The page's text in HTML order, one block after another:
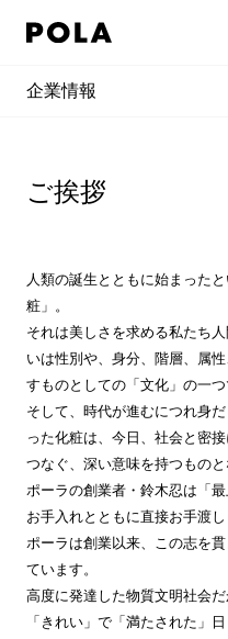
企業情報
ご挨拶
人類の誕生とともに始まった
粧」。
それは美しさを求める私たち
いは性別や、身分、階層、属
すものとしての「文化」の一つ
そして、時代が進むにつれ身
った化粧は、今日、社会と密
つなぐ、深い意味を持つものと
ポーラの創業者・鈴木忍は「
お手入れとともに直接お手渡し
ポーラは創業以来、この志を
ています。
高度に発達した物質文明社会
「きれい」で「満たされた」